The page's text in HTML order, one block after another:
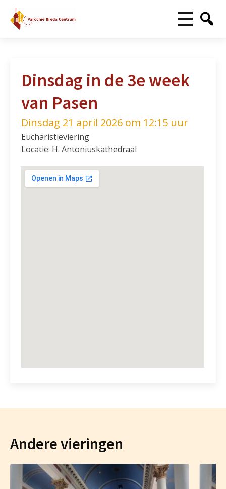
Dinsdag in de 3e week
van Pasen
Dinsdag 21 april 2026 om 12:15 uur
Eucharistieviering
Locatie: H. Antoniuskathedraal
Andere vieringen